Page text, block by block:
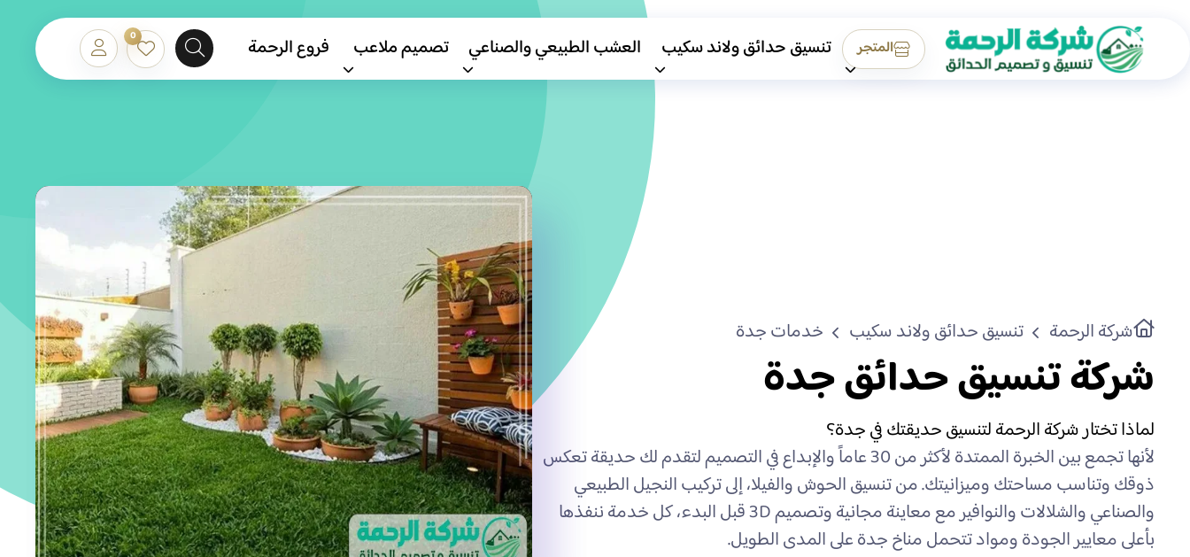
المتجر تنسيق حدائق ولاند سكيب العشب الطبيعي والصناعي تصميم ملاعب فروع الرحمة 0
شركة الرحمة تنسيق حدائق ولاند سكيب خدمات جدة
شركة تنسيق حدائق جدة
لماذا تختار شركة الرحمة لتنسيق حديقتك في جدة؟
لأنها تجمع بين الخبرة الممتدة لأكثر من 30 عاماً والإبداع في التصميم لتقدم لك حديقة تعكس
ذوقك وتناسب مساحتك وميزانيتك. من تنسيق الحوش والفيلا، إلى تركيب النجيل الطبيعي
والصناعي والشلالات والنوافير مع معاينة مجانية وتصميم 3D قبل البدء، كل خدمة ننفذها
بأعلى معايير الجودة ومواد تتحمل مناخ جدة على المدى الطويل.